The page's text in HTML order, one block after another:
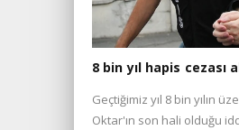
8 bin yıl hapis cezası
Geçtiğimiz yıl 8 bin yılın
Oktar'ın son hali olduğu